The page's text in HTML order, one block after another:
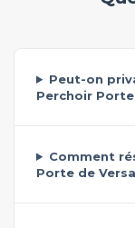
Peut-on
Perchoir
Comment
Porte de